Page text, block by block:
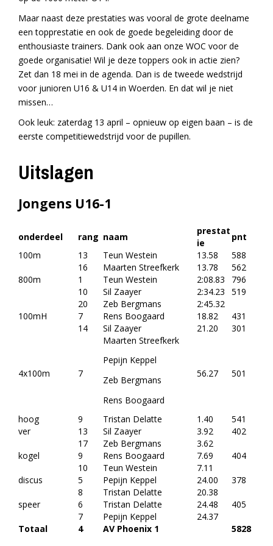
Maar naast deze prestaties was vooral de grote deelname
een topprestatie en ook de goede begeleiding door de
enthousiaste trainers. Dank ook aan onze WOC voor de
goede organisatie! Wil je deze toppers ook in actie zien?
Zet dan 18 mei in de agenda. Dan is de tweede wedstrijd
voor junioren U16 & U14 in Woerden. En dat wil je niet
missen…
Ook leuk: zaterdag 13 april – opnieuw op eigen baan – is de
eerste competitiewedstrijd voor de pupillen.
Uitslagen
Jongens U16-1
onderdeel rang naam
prestat
ie
pnt
100m
13 Teun Westein 13.58
588
16
Maarten Streefkerk 13.78
562
800m
1 Teun Westein 2:08.83
796
10
Sil Zaayer 2:34.23
519
20
Zeb Bergmans
2:45.32
100mH
7 Rens Boogaard 18.82
431
14
Sil Zaayer 21.20 301
4x100m 7
Maarten Streefkerk
Pepijn Keppel
Zeb Bergmans
Rens Boogaard
56.27 501
hoog 9 Tristan Delatte 1.40
541
ver
13 Sil Zaayer 3.92
402
17
Zeb Bergmans
3.62
kogel
9 Rens Boogaard 7.69
404
10
Teun Westein
7.11
discus
5 Pepijn Keppel 24.00
378
8
Tristan Delatte
20.38
speer
6 Tristan Delatte 24.48
405
7
Pepijn Keppel
24.37
Totaal
4 AV Phoenix 1 5828